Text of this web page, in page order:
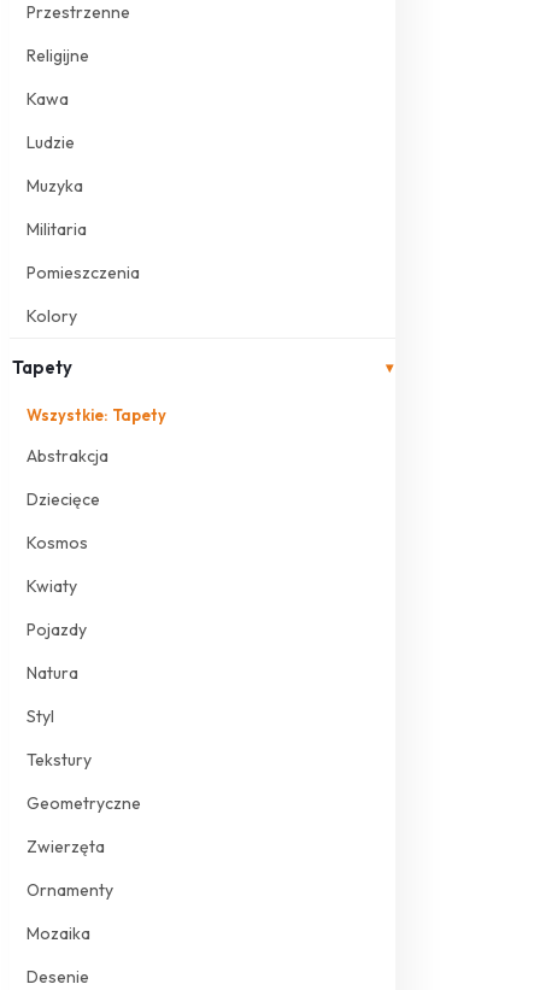
Przestrzenne
Religijne
Kawa
Ludzie
Muzyka
Militaria
Pomieszczenia
Kolory
Tapety ▾
Wszystkie: Tapety
Abstrakcja
Dziecięce
Kosmos
Kwiaty
Pojazdy
Natura
Styl
Tekstury
Geometryczne
Zwierzęta
Ornamenty
Mozaika
Desenie